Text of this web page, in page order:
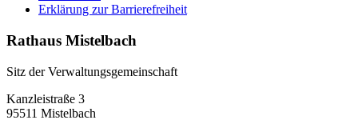
Erklärung zur Barrierefreiheit
Rathaus Mistelbach
Sitz der Verwaltungsgemeinschaft
Kanzleistraße 3
95511 Mistelbach